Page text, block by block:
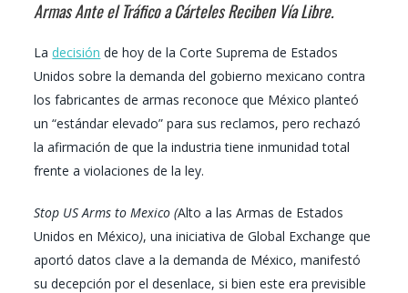
Armas Ante el Tráfico a Cárteles Reciben Vía Libre.
Ladecisión de hoy de la Corte Suprema de Estados
Unidos sobre la demanda del gobierno mexicano contra
los fabricantes de armas reconoce que México planteó
un “estándar elevado” para sus reclamos, pero rechazó
la afirmación de que la industria tiene inmunidad total
frente a violaciones de la ley.
Stop US Arms to Mexico (Alto a las Armas de Estados
Unidos en México), una iniciativa de Global Exchange que
aportó datos clave a la demanda de México, manifestó
su decepción por el desenlace, si bien este era previsible